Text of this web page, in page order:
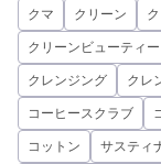
クマ クリーン
クリーンビューティー
クレンジング クレ
コーヒースクラブ
コットン サスティ